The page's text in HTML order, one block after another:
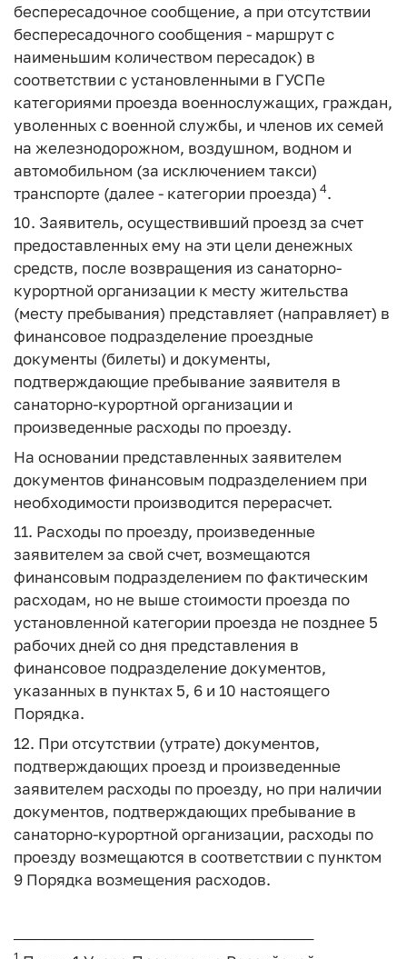
беспересадочное сообщение, а при отсутствии
беспересадочного сообщения - маршрут с
наименьшим количеством пересадок) в
соответствии с установленными в ГУСПе
категориями проезда военнослужащих, граждан,
уволенных с военной службы, и членов их семей
на железнодорожном, воздушном, водном и
автомобильном (за исключением такси)
транспорте (далее - категории проезда) 4.
10. Заявитель, осуществивший проезд за счет
предоставленных ему на эти цели денежных
средств, после возвращения из санаторно-
курортной организации к месту жительства
(месту пребывания) представляет (направляет) в
финансовое подразделение проездные
документы (билеты) и документы,
подтверждающие пребывание заявителя в
санаторно-курортной организации и
произведенные расходы по проезду.
На основании представленных заявителем
документов финансовым подразделением при
необходимости производится перерасчет.
11. Расходы по проезду, произведенные
заявителем за свой счет, возмещаются
финансовым подразделением по фактическим
расходам, но не выше стоимости проезда по
установленной категории проезда не позднее 5
рабочих дней со дня представления в
финансовое подразделение документов,
указанных в пунктах 5, 6 и 10 настоящего
Порядка.
12. При отсутствии (утрате) документов,
подтверждающих проезд и произведенные
заявителем расходы по проезду, но при наличии
документов, подтверждающих пребывание в
санаторно-курортной организации, расходы по
проезду возмещаются в соответствии с пунктом
9 Порядка возмещения расходов.
──────────────────────────────